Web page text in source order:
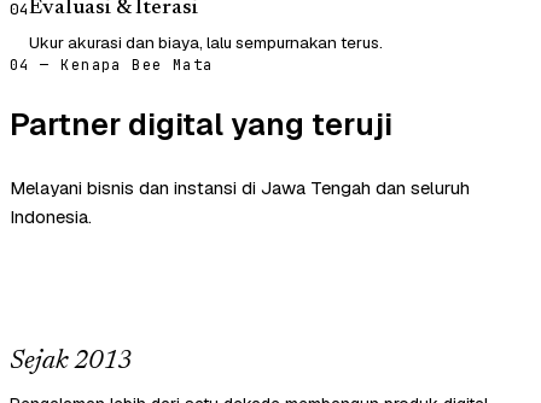
04Evaluasi & Iterasi
Ukur akurasi dan biaya, lalu sempurnakan terus.
04 — Kenapa Bee Mata
Partner digital yang teruji
Melayani bisnis dan instansi di Jawa Tengah dan seluruh
Indonesia.
Sejak 2013